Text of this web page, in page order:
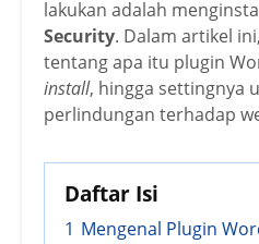
lakukan adalah
Security. Dalam artikel
tentang apa itu plugin
install, hingga settingnya
perlindungan terhadap
Daftar Isi
1 Mengenal Plugin